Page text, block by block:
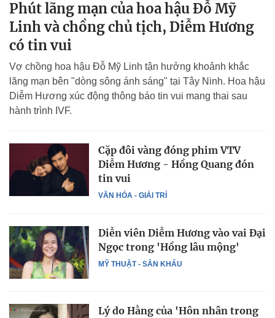
Phút lãng mạn của hoa hậu Đỗ Mỹ
Linh và chồng chủ tịch, Diễm Hương
có tin vui
Vợ chồng hoa hậu Đỗ Mỹ Linh tận hưởng khoảnh khắc
lãng mạn bên "dòng sông ánh sáng" tại Tây Ninh. Hoa hậu
Diễm Hương xúc động thông báo tin vui mang thai sau
hành trình IVF.
VĂN HÓA - GIẢI TRÍ
Cặp đôi vàng đóng phim VTV
Diễm Hương - Hồng Quang đón
tin vui
MỸ THUẬT - SÂN KHẤU
Diễn viên Diễm Hương vào vai Đại
Ngọc trong 'Hồng lâu mộng'
Lý do Hằng của 'Hôn nhân trong